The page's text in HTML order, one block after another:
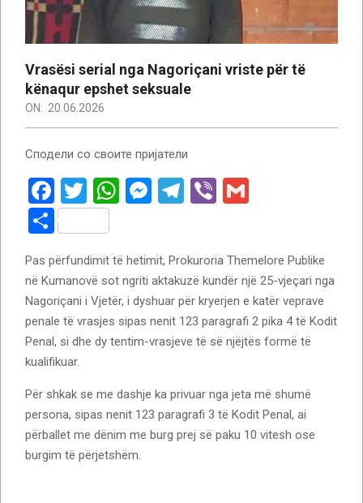
Vrasësi serial nga Nagoriçani vriste për të
kënaqur epshet seksuale
ON: 20.06.2026
Сподели со своите пријатели
Facebook
Twitter
WhatsApp
Messenger
Telegram
Viber
Ndajeni
të
tjerët
Pas përfundimit të hetimit, Prokuroria Themelore Publike
në Kumanovë sot ngriti aktakuzë kundër një 25-vjeçari nga
Nagoriçani i Vjetër, i dyshuar për kryerjen e katër veprave
penale të vrasjes sipas nenit 123 paragrafi 2 pika 4 të Kodit
Penal, si dhe dy tentim-vrasjeve të së njëjtës formë të
kualifikuar.
Për shkak se me dashje ka privuar nga jeta më shumë
persona, sipas nenit 123 paragrafi 3 të Kodit Penal, ai
përballet me dënim me burg prej së paku 10 vitesh ose
burgim të përjetshëm.